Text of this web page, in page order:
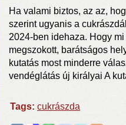
Ha valami biztos, az az,
szerint ugyanis a
2024-ben idehaza. Hogy
megszokott, barátságos
kutatás most minderre
vendéglátás új királyai A
Tags: cukrászda